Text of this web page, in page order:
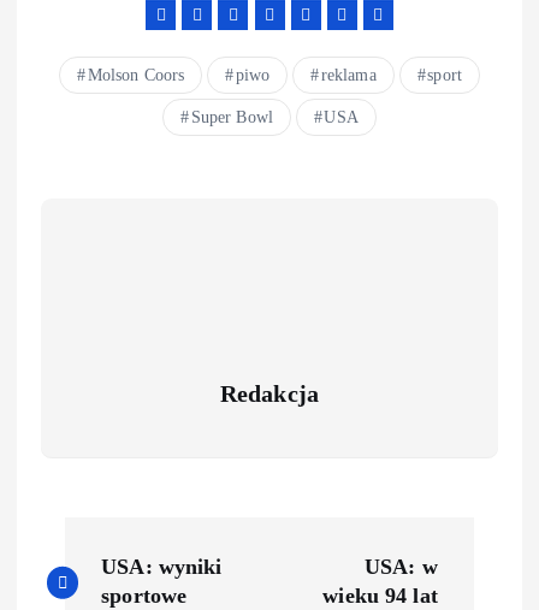
Molson Coors piwo reklama sport
Super Bowl USA
Redakcja
USA: wyniki
sportowe
USA: w
wieku 94 lat